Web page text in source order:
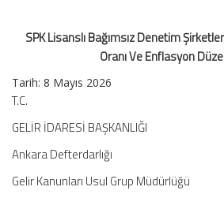
SPK Lisanslı Bağımsız Denetim
Oranı Ve Enflasyon
Tarih: 8 Mayıs 2026
T.C.
GELİR İDARESİ BAŞKANLIĞI
Ankara Defterdarlığı
Gelir Kanunları Usul Grup Müdürlüğü